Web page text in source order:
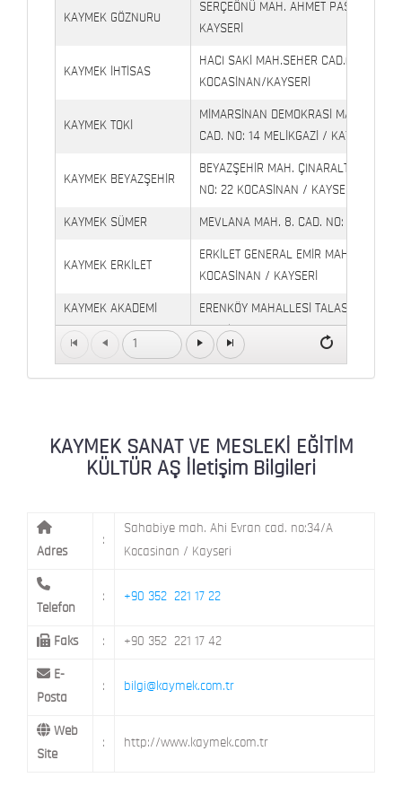
KAYMEK GÖZNURU
SERÇEÖNÜ MAH. AHMET PAŞA CAD.
KAYSERİ
KAYMEK İHTİSAS
HACI SAKİ MAH.SEHER CAD.(6009
KOCASİNAN/KAYSERİ
KAYMEK TOKİ
MİMARSİNAN DEMOKRASİ MAH. FATİN
CAD. NO: 14 MELİKGAZİ / KAYSERİ
KAYMEK BEYAZŞEHİR
BEYAZŞEHİR MAH. ÇINARALTI
NO: 22 KOCASİNAN / KAYSERİ
KAYMEK SÜMER MEVLANA MAH. 8. CAD. NO: 28
KAYMEK ERKİLET
ERKİLET GENERAL EMİR MAH.
KOCASİNAN / KAYSERİ
KAYMEK AKADEMİ
ERENKÖY MAHALLESİ TALAS
Petrol Yanı) TALAS / KAYSERİ
Kaymek Köşk Sosyal
Köşk Mahallesi, Orgeneral Eşref Bitlis
MELİKGAZİ / KAYSERİ
1
KAYMEK SANAT VE MESLEKİ EĞİTİM
KÜLTÜR AŞ İletişim Bilgileri
Adres
:
Sahabiye mah. Ahi Evran cad. no:34/A
Kocasinan / Kayseri
Telefon
: +90 352 221 17 22
Faks : +90 352 221 17 42
E-
Posta
: bilgi@kaymek.com.tr
Web
Site
: http://www.kaymek.com.tr